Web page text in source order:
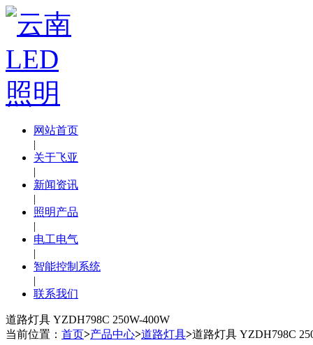
网站首页
|
关于飞亚
|
新闻资讯
|
照明产品
|
电工电气
|
智能控制系统
|
联系我们
道路灯具 YZDH798C 250W-400W
当前位置： 首页>产品中心>道路灯具>道路灯具 YZDH798C